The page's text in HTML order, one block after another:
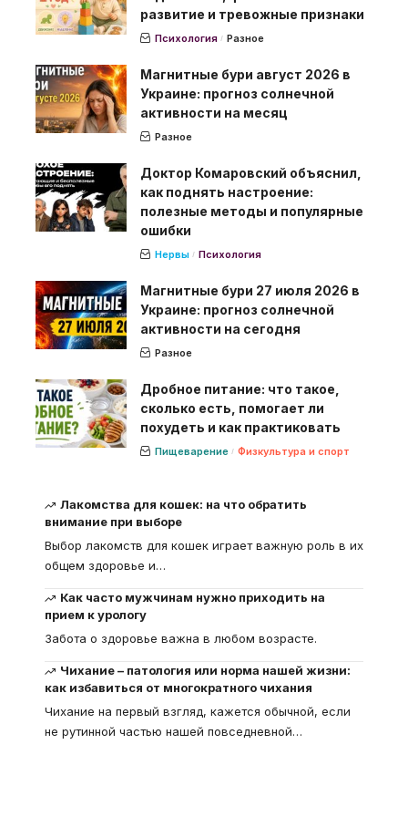
развитие и тревожные признаки
Психология Разное
Магнитные бури август 2026 в
Украине: прогноз солнечной
активности на месяц
Разное
Доктор Комаровский объяснил,
как поднять настроение:
полезные методы и популярные
ошибки
Нервы Психология
Магнитные бури 27 июля 2026 в
Украине: прогноз солнечной
активности на сегодня
Разное
Дробное питание: что такое,
сколько есть, помогает ли
похудеть и как практиковать
Пищеварение Физкультура и спорт
Лакомства для кошек: на что обратить
внимание при выборе
Выбор лакомств для кошек играет важную роль в их
общем здоровье и…
Как часто мужчинам нужно приходить на
прием к урологу
Забота о здоровье важна в любом возрасте.
Чихание – патология или норма нашей жизни:
как избавиться от многократного чихания
Чихание на первый взгляд, кажется обычной, если
не рутинной частью нашей повседневной…